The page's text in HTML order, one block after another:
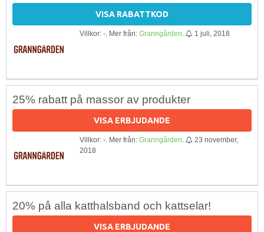
VISA RABATTKOD
Villkor: -. Mer från: Granngården 1 juli, 2018
25% rabatt på massor av produkter
VISA ERBJUDANDE
Villkor: -. Mer från: Granngården
23 november,
2018
20% på alla katthalsband och kattselar!
VISA ERBJUDANDE